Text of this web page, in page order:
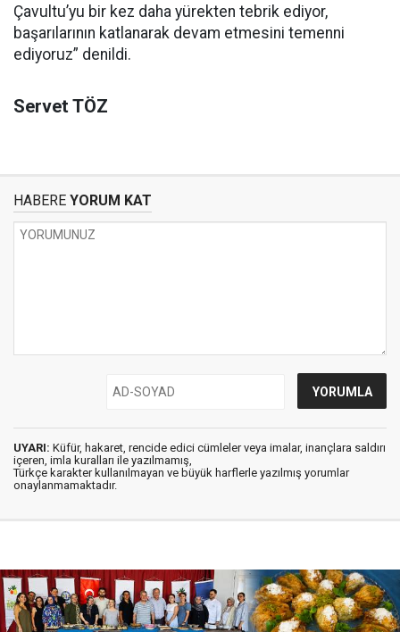
Çavultu’yu bir kez daha yürekten tebrik ediyor,
başarılarının katlanarak devam etmesini temenni
ediyoruz” denildi.
Servet TÖZ
HABERE YORUM KAT
UYARI: Küfür, hakaret, rencide edici cümleler veya imalar, inançlara saldırı
içeren, imla kuralları ile yazılmamış,
Türkçe karakter kullanılmayan ve büyük harflerle yazılmış yorumlar
onaylanmamaktadır.